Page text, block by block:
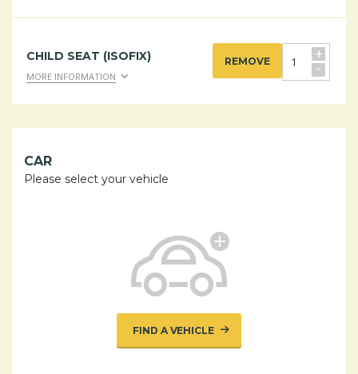
CHILD SEAT (ISOFIX)
MORE INFORMATION
+
-
REMOVE
CAR
Please select your vehicle
FIND A VEHICLE